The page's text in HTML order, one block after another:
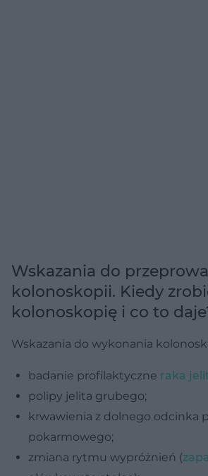
Wskazania do
kolonoskopii. Kiedy
kolonoskopię i co to
Wskazania do wykonania
badanie profilaktyczne raka
polipy jelita grubego;
krwawienia z dolnego odcinka
pokarmowego;
zmiana rytmu wypróżnień (